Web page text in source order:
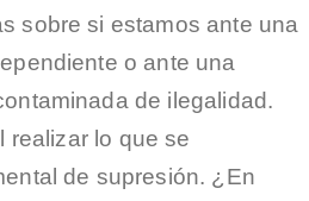
sobre si estamos ante una
o ante una
de ilegalidad.
realizar lo que se
de supresión. ¿En